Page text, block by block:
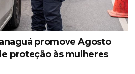
promove Agosto
proteção às mulheres